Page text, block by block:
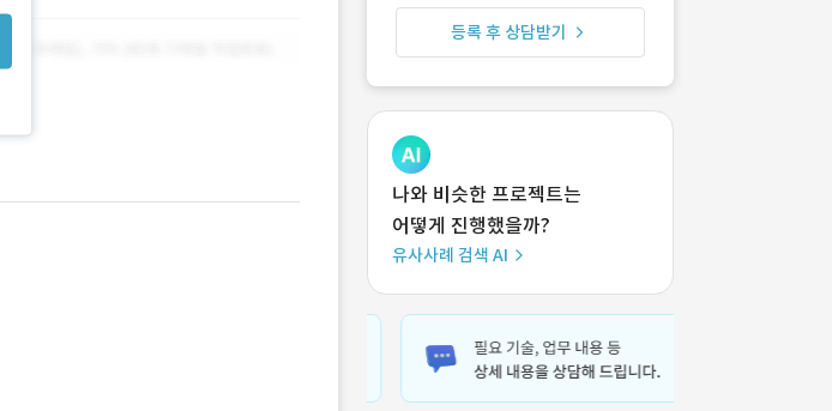
등록 후 상담받기
나와 비슷한 프로젝트는
어떻게 진행했을까?
유사사례 검색 AI